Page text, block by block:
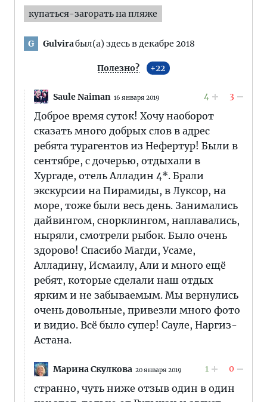
купаться-загорать на пляже
G Gulviraбыл(а) здесь в декабре 2018
Полезно? 22
Saule Naiman 16 января 2019 4 3
Доброе время суток! Хочу наоборот
сказать много добрых слов в адрес
ребята турагентов из Нефертур! Были в
сентябре, с дочерью, отдыхали в
Хургаде, отель Алладин 4*. Брали
экскурсии на Пирамиды, в Луксор, на
море, тоже были весь день. Занимались
дайвингом, снорклингом, наплавались,
ныряли, смотрели рыбок. Было очень
здорово! Спасибо Магди, Усаме,
Алладину, Исмаилу, Али и много ещё
ребят, которые сделали наш отдых
ярким и не забываемым. Мы вернулись
очень довольные, привезли много фото
и видио. Всё было супер! Сауле, Наргиз-
Астана.
Марина Скулкова 20 января 2019 1 0
странно, чуть ниже отзыв один в один